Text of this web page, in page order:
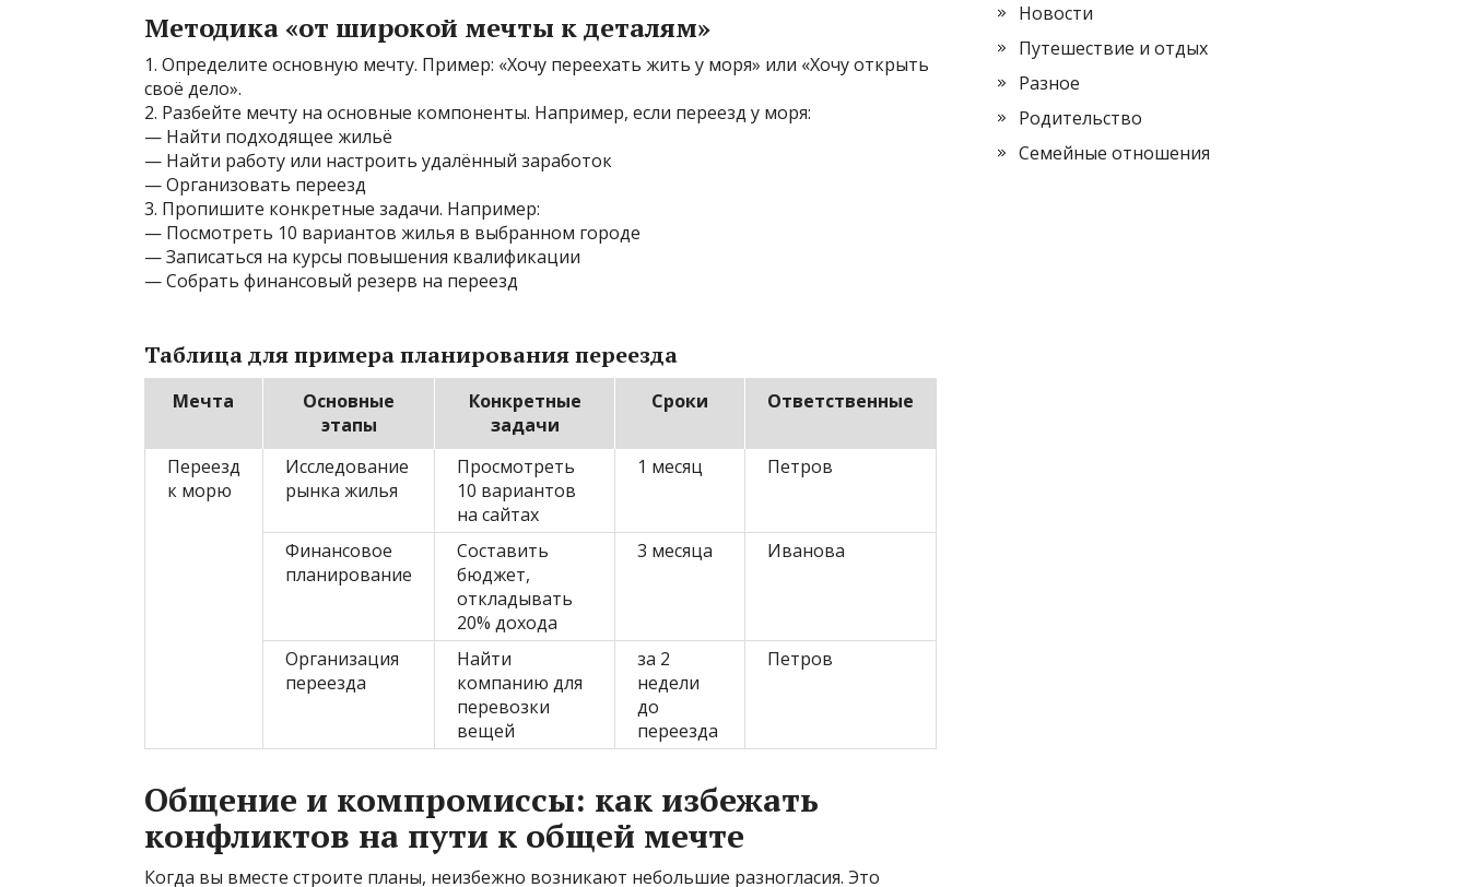
Методика «от широкой мечты к деталям»
1. Определите основную мечту. Пример: «Хочу переехать жить у моря» или «Хочу открыть
своё дело».
2. Разбейте мечту на основные компоненты. Например, если переезд у моря:
— Найти подходящее жильё
— Найти работу или настроить удалённый заработок
— Организовать переезд
3. Пропишите конкретные задачи. Например:
— Посмотреть 10 вариантов жилья в выбранном городе
— Записаться на курсы повышения квалификации
— Собрать финансовый резерв на переезд
Таблица для примера планирования переезда
Мечта
Основные
этапы
Конкретные
задачи
Сроки Ответственные
Переезд
к морю
Исследование
рынка жилья
Просмотреть
10 вариантов
на сайтах
1 месяц Петров
Финансовое
планирование
Составить
бюджет,
откладывать
20% дохода
3 месяца Иванова
Организация
переезда
Найти
компанию для
перевозки
вещей
за 2
недели
до
переезда
Петров
Общение и компромиссы: как избежать
конфликтов на пути к общей мечте
Когда вы вместе строите планы, неизбежно возникают небольшие разногласия. Это
Новости
Путешествие и отдых
Разное
Родительство
Семейные отношения